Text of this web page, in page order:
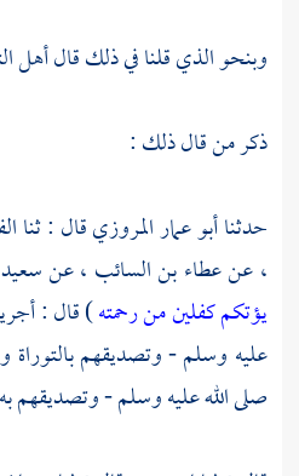
وبنحو الذي قلنا في ذلك قال أهل
ذكر من قال ذلك :
حدثناأبو عمار المروزيقال : ثنا
، عنعطاء بن السائب ، عن
يؤتكم كفلين من رحمته) قال :
عليه وسلم - وتصديقهم بالتوراة
صلى الله عليه وسلم - وتصديقهم